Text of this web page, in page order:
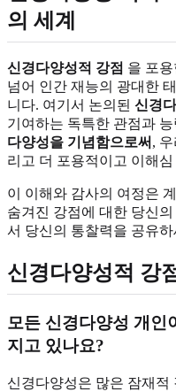
의 세계
신경다양성적 강점 을 포
넘어 인간 재능의 광대한
니다. 여기서 논의된 신경
기여하는 독특한 관점과
다양성을 기념함으로써 ,
리고 더 포용적이고 이해
이 이해와 감사의 여정은
숨겨진 강점에 대한 당신
서 당신의 통찰력을 공유
신경다양성적 강
모든 신경다양성 개인
지고 있나요?
신경다양성은 많은 잠재적